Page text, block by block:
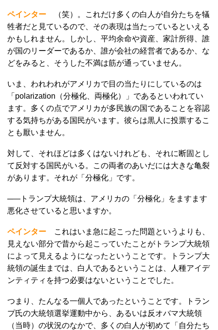
ペインター （笑）。これだけ多くの白人が自分たちを犠
牲者だと見ているので、その表現は当たっているといえる
かもしれません。しかし、平均余命や資産、家計所得、誰
が国のリーダーであるか、誰が会社の経営者であるか、な
どをみると、そうした不満は筋が通っていません。
いま、われわれがアメリカで目の当たりにしているのは
「polarization（分極化、両極化）」であるといわれてい
ます。多くの点でアメリカが多民族の国であることを容認
する気持ちがある国民がいます。彼らは黒人に投票するこ
とも厭いません。
対して、それほどは多くはないけれども、それに断固とし
て反対する国民がいる。この両者のあいだには大きな亀裂
があります。それが「分極化」です。
─―トランプ大統領は、アメリカの「分極化」をますます
悪化させていると思いますか。
ペインター これはいま急に起こった問題というよりも、
見えない部分で昔から起こっていたことがトランプ大統領
によって見えるようになったということです。トランプ大
統領の誕生までは、白人であるということは、人種アイデ
ンティティを持つ必要はないということでした。
つまり、たんなる一個人であったということです。トラン
プ氏の大統領選挙運動中から、あるいは反オバマ大統領
（当時）の状況のなかで、多くの白人が初めて「自分たち